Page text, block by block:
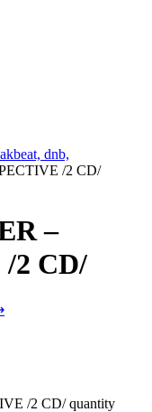
dnb,
/2 CD/
–
2 CD/
/2 CD/ quantity